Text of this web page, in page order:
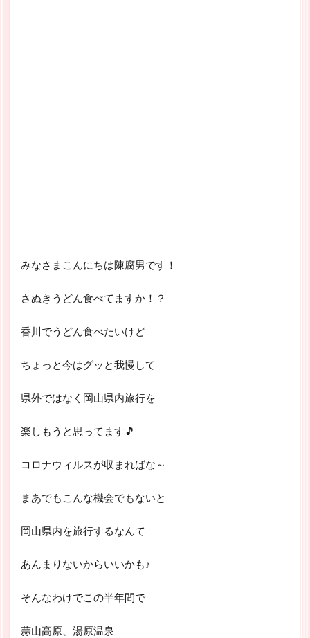
みなさまこんにちは陳腐男です！
さぬきうどん食べてますか！？
香川でうどん食べたいけど
ちょっと今はグッと我慢して
県外ではなく 岡山県内旅行を
楽しもうと思ってます🎵
コロナウィルスが収まればな～
まあでもこんな機会でもないと
岡山県内を旅行するなんて
あんまりないからいいかも♪
そんなわけでこの半年間で
蒜山高原、湯原温泉